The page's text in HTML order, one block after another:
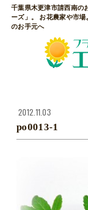
千葉県木更津市請西南の
ーズ」。 お花農家や市
のお手元へ
2012.11.03
po0013-1